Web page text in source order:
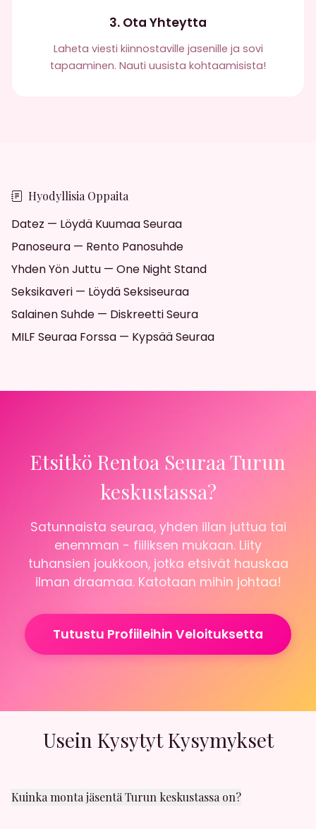
3. Ota Yhteytta
Laheta viesti kiinnostaville jasenille ja sovi
tapaaminen. Nauti uusista kohtaamisista!
Hyodyllisia Oppaita
Datez — Löydä Kuumaa Seuraa
Panoseura — Rento Panosuhde
Yhden Yön Juttu — One Night Stand
Seksikaveri — Löydä Seksiseuraa
Salainen Suhde — Diskreetti Seura
MILF Seuraa Forssa — Kypsää Seuraa
Etsitkö Rentoa Seuraa Turun
keskustassa?
Satunnaista seuraa, yhden illan juttua tai
enemman - fiiliksen mukaan. Liity
tuhansien joukkoon, jotka etsivät hauskaa
ilman draamaa. Katotaan mihin johtaa!
Tutustu Profiileihin Veloituksetta
Usein Kysytyt Kysymykset
Kuinka monta jäsentä Turun keskustassa on?